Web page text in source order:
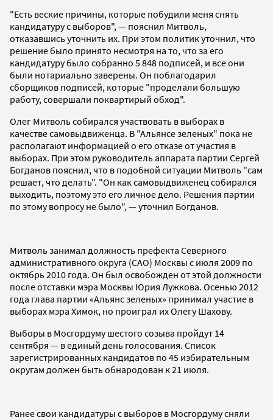
"Есть веские причины, которые побудили меня снять
кандидатуру с выборов", — пояснил Митволь,
отказавшись уточнить их. При этом политик уточнил, что
решение было принято несмотря на то, что за его
кандидатуру было собранно 5 848 подписей, и все они
были нотариально заверены. Он поблагодарил
сборщиков подписей, которые "проделали большую
работу, совершали поквартирый обход".
Олег Митволь собирался участвовать в выборах в
качестве самовыдвиженца. В "Альянсе зеленых" пока не
располагают информацией о его отказе от участия в
выборах. При этом руководитель аппарата партии Сергей
Богданов пояснил, что в подобной ситуации Митволь "сам
решает, что делать". "Он как самовыдвиженец собирался
выходить, поэтому это его личное дело. Решения партии
по этому вопросу не было", — уточнил Богданов.
Митволь занимал должность префекта Северного
административного округа (САО) Москвы с июля 2009 по
октябрь 2010 года. Он был освобожден от этой должности
после отставки мэра Москвы Юрия Лужкова. Осенью 2012
года глава партии «Альянс зеленых» принимал участие в
выборах мэра Химок, но проиграл их Олегу Шахову.
Выборы в Мосгордуму шестого созыва пройдут 14
сентября — в единый день голосования. Список
зарегистрированных кандидатов по 45 избирательным
округам должен быть обнародован к 21 июля.
Ранее свои кандидатуры с выборов в Мосгордуму сняли